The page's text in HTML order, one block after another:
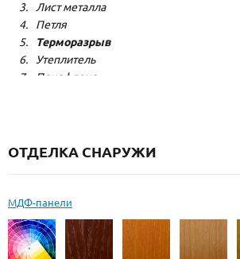
Лист металла
Петля
Терморазрыв
Утеплитель
Пенофлекс
Резиновый уплотнитель
ОТДЕЛКА СНАРУЖИ
МДФ-панели